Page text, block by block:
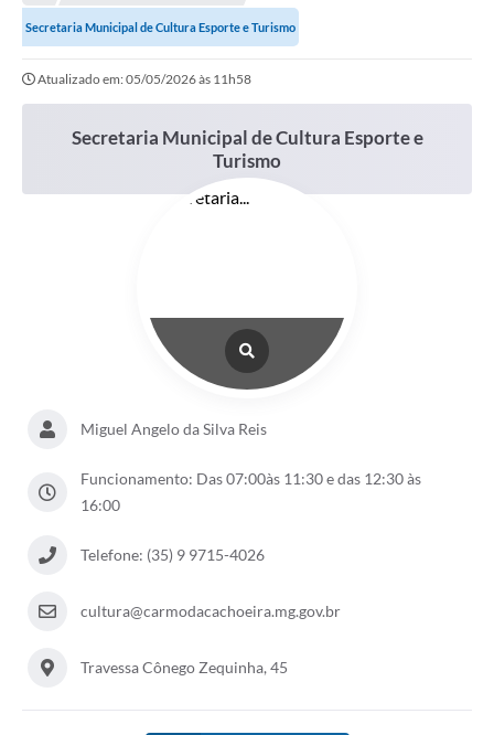
Secretaria Municipal de Cultura Esporte e Turismo
Atualizado em: 05/05/2026 às 11h58
Secretaria Municipal de Cultura Esporte e
Turismo
Miguel Angelo da Silva Reis
Funcionamento: Das 07:00às 11:30 e das 12:30 às
16:00
Telefone: (35) 9 9715-4026
cultura@carmodacachoeira.mg.gov.br
Travessa Cônego Zequinha, 45